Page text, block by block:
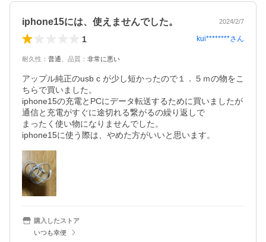
iphone15には、使えませんでした。 2024/2/7
1 kui********さん
耐久性 ： 普通 品質 ： 非常に悪い
アップル純正のusb c が少し短かったので１．５ｍの物をこ
ちらで買いました。
iphone15の充電とPCにデータ転送するために買いましたが
通信と充電がすぐに途切れる繋がるの繰り返しで
まったく使い物になりませんでした。
iphone15に使う際は、やめた方がいいと思います。
購入したストア
いつも幸便